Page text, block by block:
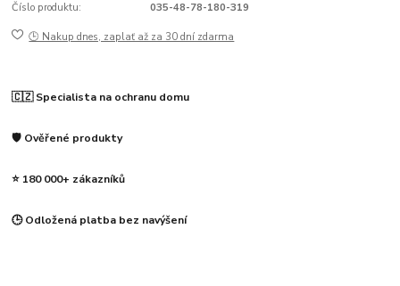
Číslo produktu: 035-48-78-180-319
🕒 Nakup dnes, zaplať až za 30 dní zdarma
🇨🇿 Specialista na ochranu domu
🛡️ Ověřené produkty
⭐ 180 000+ zákazníků
🕒 Odložená platba bez navýšení